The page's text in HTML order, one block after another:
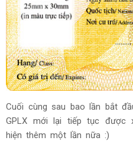
Cuối cùng sau bao lần bắt
GPLX mới lại tiếp tục được
hiện thêm một lần nữa :)